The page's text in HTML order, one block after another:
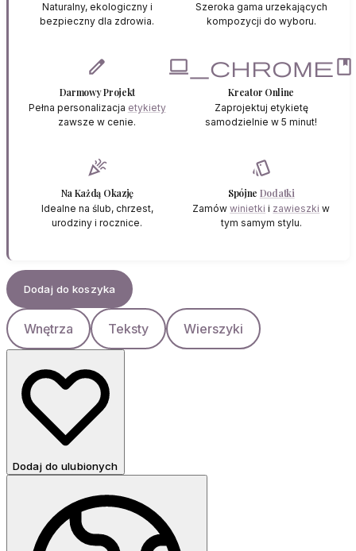
Naturalny, ekologiczny i
bezpieczny dla zdrowia.
Szeroka gama urzekających
kompozycji do wyboru.
edit
Darmowy Projekt
Pełna personalizacja etykiety
zawsze w cenie.
laptop_chromebook
Kreator Online
Zaprojektuj etykietę
samodzielnie w 5 minut!
celebration
Na Każdą Okazję
Idealne na ślub, chrzest,
urodziny i rocznice.
style
Spójne Dodatki
Zamówwinietki i zawieszki w
tym samym stylu.
Dodaj do koszyka
Wnętrza Teksty Wierszyki
Dodaj do ulubionych